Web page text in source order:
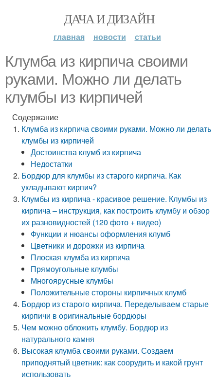
ДАЧА И ДИЗАЙН
главная новости статьи
Клумба из кирпича своими
руками. Можно ли делать
клумбы из кирпичей
Содержание
Клумба из кирпича своими руками. Можно ли делать
клумбы из кирпичей
Достоинства клумб из кирпича
Недостатки
Бордюр для клумбы из старого кирпича. Как
укладывают кирпич?
Клумбы из кирпича - красивое решение. Клумбы из
кирпича – инструкция, как построить клумбу и обзор
их разновидностей (120 фото + видео)
Функции и нюансы оформления клумб
Цветники и дорожки из кирпича
Плоская клумба из кирпича
Прямоугольные клумбы
Многоярусные клумбы
Положительные стороны кирпичных клумб
Бордюр из старого кирпича. Переделываем старые
кирпичи в оригинальные бордюры
Чем можно обложить клумбу. Бордюр из
натурального камня
Высокая клумба своими руками. Создаем
приподнятый цветник: как соорудить и какой грунт
использовать